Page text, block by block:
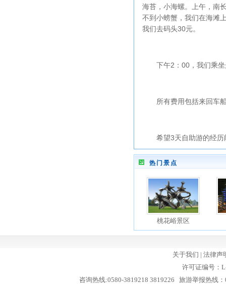
海苔，小海螺。上午，南
不到小螃蟹，我们在海滩
我们去码头30元。
下午2：00，我们乘坐
所有费用包括来回车船
希望3天自助游的经历
热门景点
桃花峪景区
关于我们 | 法律声
许可证编号：
咨询热线:0580-3819218 3819226 旅游举报热线